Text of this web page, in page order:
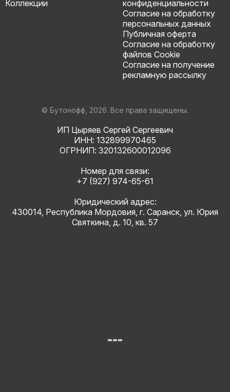
Коллекции
конфиденциальности
Согласие на обработку
персональных данных
Публичная оферта
Согласие на обработку
файлов Cookie
Согласие на получение
рекламную рассылку
© Бутонофф, 2026. Все права защищены.
ИП Цыряев Сергей Сергеевич
ИНН: 132899970465
ОГРНИП: 320132600012096
Номер для связи:
+7 (927) 974-65-61
Юридический адрес:
430014, Республика Мордовия, г. Саранск, ул. Юрия
Святкина, д. 10, кв. 57